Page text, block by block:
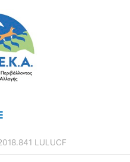
LULUCF